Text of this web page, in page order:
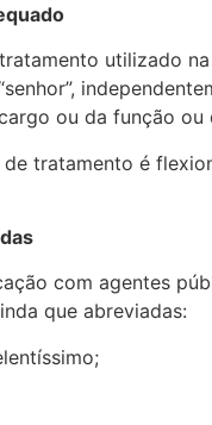
utilizado
ou da função ou
tratamento é
com agentes
que abreviadas: